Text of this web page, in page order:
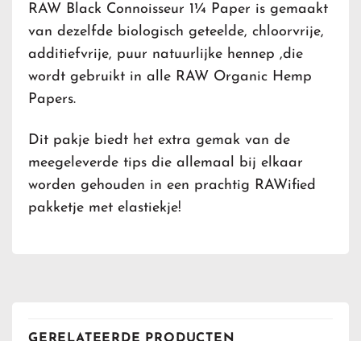
RAW Black Connoisseur 1¼ Paper is gemaakt
van dezelfde biologisch geteelde, chloorvrije,
additiefvrije, puur natuurlijke hennep ,die
wordt gebruikt in alle RAW Organic Hemp
Papers.
Dit pakje biedt het extra gemak van de
meegeleverde tips die allemaal bij elkaar
worden gehouden in een prachtig RAWified
pakketje met elastiekje!